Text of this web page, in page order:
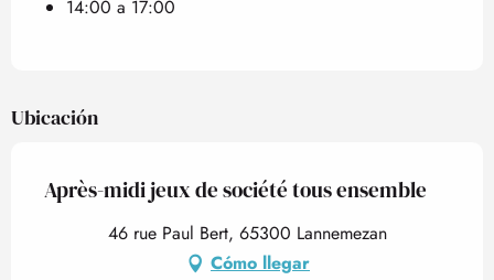
14:00 a 17:00
Ubicación
Après-midi jeux de société tous ensemble
46 rue Paul Bert, 65300 Lannemezan
Cómo llegar